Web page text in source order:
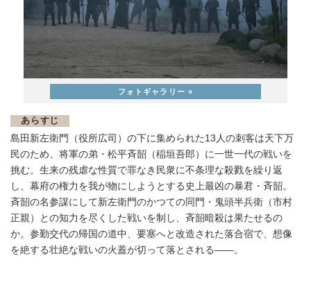
あらすじ
島田新左衛門（役所広司）の下に集められた13人の刺客は天下万
民のため、将軍の弟・松平斉韶（稲垣吾郎）に一世一代の戦いを
挑む。生来の残虐な性質で罪なき民衆に不条理な殺戮を繰り返
し、幕府の権力を我が物にしようとする史上最凶の暴君・斉韶。
斉韶の名参謀にして新左衛門のかつての同門・鬼頭半兵衛（市村
正親）との知力を尽くした戦いを制し、斉韶暗殺は果たせるの
か。参勤交代の帰国の道中、要塞へと改造された落合宿で、想像
を絶する壮絶な戦いの火蓋が切って落とされる――。